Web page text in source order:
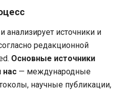
анализирует источники и
редакционной
Основные источники
нас — международные
научные публикации,